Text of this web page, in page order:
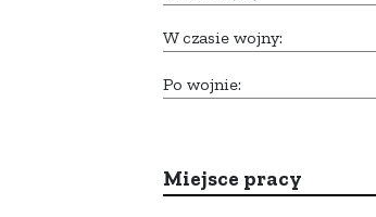
W czasie wojny:
Po wojnie:
Miejsce pracy